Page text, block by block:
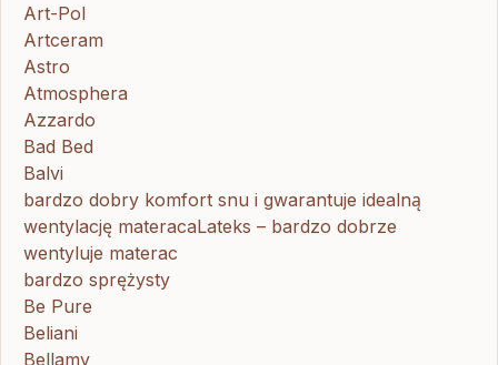
Art-Pol
Artceram
Astro
Atmosphera
Azzardo
Bad Bed
Balvi
bardzo dobry komfort snu i gwarantuje idealną
wentylację materacaLateks – bardzo dobrze
wentyluje materac
bardzo sprężysty
Be Pure
Beliani
Bellamy